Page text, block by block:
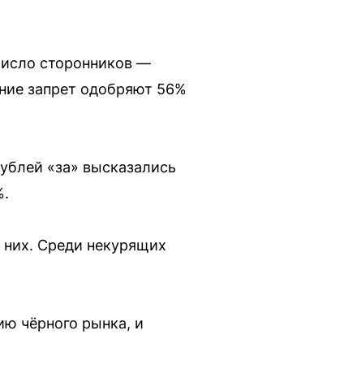
сторонников —
запрет одобряют 56%
«за» высказались
Среди некурящих
чёрного рынка, и